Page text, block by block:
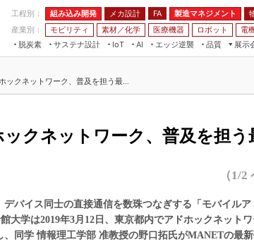
工程別： 組み込み開発 メカ設計 FA 製造マネジメント
産業別：
モビリティ 素材／化学 医療機器 ロボット 電
脱炭素
サステナ設計
IoT
場
AI
設備保全
エッジ逆襲 品質
展示
JIMTOF
IIFES
TECHNO-FRONTIER
人テク展
つながるクルマ
フィールドサービス
組み込みモデリング
Windows Embedded
FA
モビリティ
ックネットワーク、普及を担う最...
クネットワーク、普及を担う
（1/2
バイス同士の直接通信を数珠つなぎする「モバイルア
大学は2019年3月12日、東京都内でアドホックネット
同学 情報理工学部 准教授の野口拓氏がMANETの最